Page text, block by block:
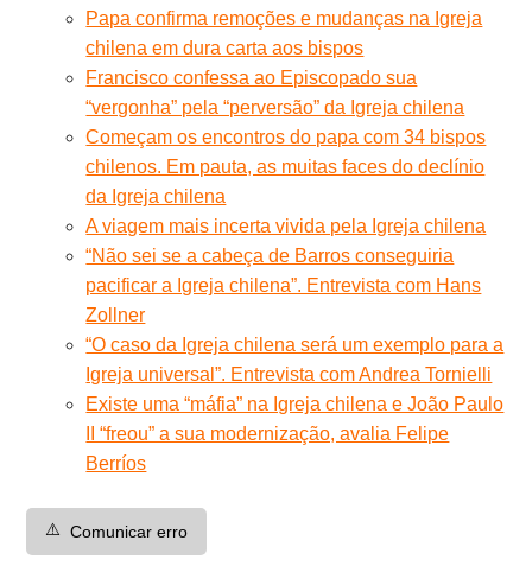
Papa confirma remoções e mudanças na Igreja
chilena em dura carta aos bispos
Francisco confessa ao Episcopado sua
“vergonha” pela “perversão” da Igreja chilena
Começam os encontros do papa com 34 bispos
chilenos. Em pauta, as muitas faces do declínio
da Igreja chilena
A viagem mais incerta vivida pela Igreja chilena
“Não sei se a cabeça de Barros conseguiria
pacificar a Igreja chilena”. Entrevista com Hans
Zollner
“O caso da Igreja chilena será um exemplo para a
Igreja universal”. Entrevista com Andrea Tornielli
Existe uma “máfia” na Igreja chilena e João Paulo
II “freou” a sua modernização, avalia Felipe
Berríos
⚠️ Comunicar erro